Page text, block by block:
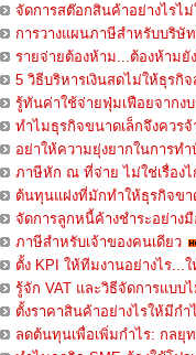
จัดการสต๊อกสินค้าอย่างไรไม่
การวางแผนภาษีสำหรับบริษั
รายจ่ายต้องห้าม...ต้องห้ามยั
5 วิธีบริหารเงินสดไม่ให้ธุรกิ
รู้ทันค่าใช้จ่ายฟุ่มเฟือยจากงบ
ทำไมธุรกิจขนาดเล็กจึงควร
อย่าให้ความยุ่งยากในการท
ภาษีหัก ณ ที่จ่าย ไม่ใช่เรื่องไ
ต้นทุนแฝงที่มักทำให้ธุรกิจข
จัดการลูกหนี้ค้างชำระอย่าง
ภาษีสำหรับเจ้าของคนเดียว
ตั้ง KPI ให้ทีมงานอย่างไร...
รู้จัก VAT และวิธีจัดการแบบ
ตั้งราคาสินค้าอย่างไรให้มีกำ
ลดต้นทุนเพื่อเพิ่มกำไร: กลยุ